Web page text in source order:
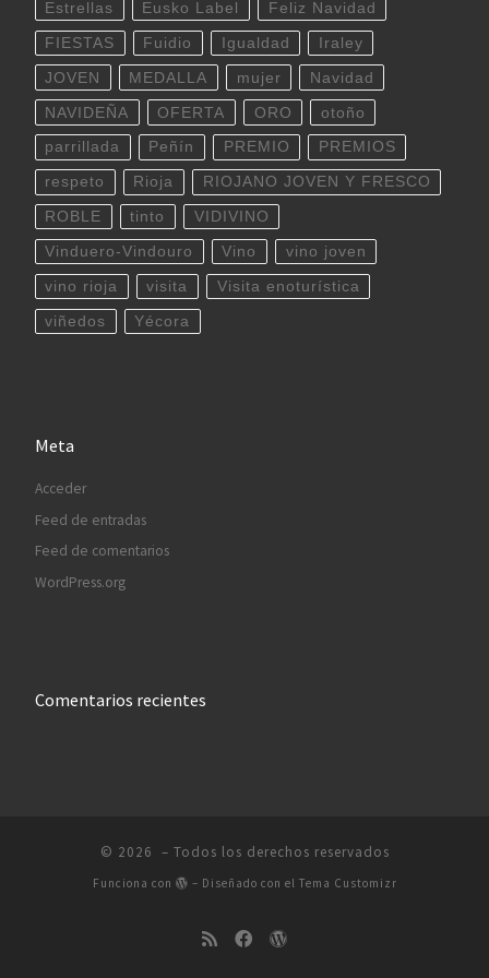
Estrellas Eusko Label Feliz Navidad
FIESTAS Fuidio Igualdad Iraley
JOVEN MEDALLA mujer Navidad
NAVIDEÑA OFERTA ORO otoño
parrillada Peñín PREMIO PREMIOS
respeto Rioja RIOJANO JOVEN Y FRESCO
ROBLE tinto VIDIVINO
Vinduero-Vindouro Vino vino joven
vino rioja visita Visita enoturística
viñedos Yécora
Meta
Acceder
Feed de entradas
Feed de comentarios
WordPress.org
Comentarios recientes
© 2026 – Todos los derechos reservados
Funciona con – Diseñado con el Tema Customizr